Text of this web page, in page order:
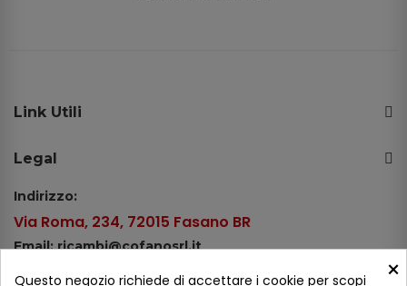
Link Utili
Legal
Indirizzo:
Via Roma, 234, 72015 Fasano BR
Email: ricambi@cofanosrl.it
×
Questo negozio richiede di accettare i cookie per scopi